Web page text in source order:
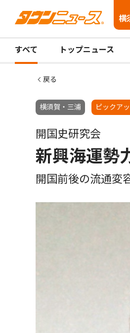
横
すべて トップニュース
戻る
横須賀・三浦 ピックアッ
開国史研究会
新興海運勢
開国前後の流通変